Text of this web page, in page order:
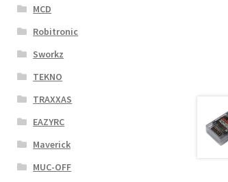
MCD
Robitronic
Sworkz
TEKNO
TRAXXAS
EAZYRC
Maverick
MUC-OFF